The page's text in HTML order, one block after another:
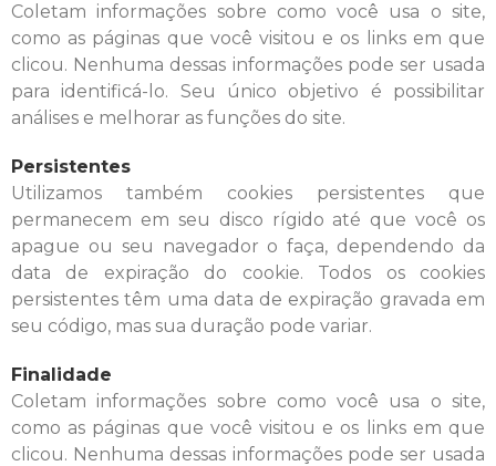
Coletam informações sobre como você usa o site,
como as páginas que você visitou e os links em que
clicou. Nenhuma dessas informações pode ser usada
para identificá-lo. Seu único objetivo é possibilitar
análises e melhorar as funções do site.
Persistentes
Utilizamos também cookies persistentes que
permanecem em seu disco rígido até que você os
apague ou seu navegador o faça, dependendo da
data de expiração do cookie. Todos os cookies
persistentes têm uma data de expiração gravada em
seu código, mas sua duração pode variar.
Finalidade
Coletam informações sobre como você usa o site,
como as páginas que você visitou e os links em que
clicou. Nenhuma dessas informações pode ser usada